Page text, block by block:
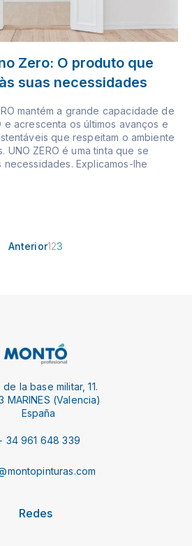
Zero: O produto que
suas necessidades
mantém a grande capacidade de
e acrescenta os últimos avanços e
que respeitam o ambiente
UNO ZERO é uma tinta que se
necessidades. Explicamos-lhe
Anterior123
de la base militar, 11.
MARINES (Valencia)
España
34 961 648 339
Redes